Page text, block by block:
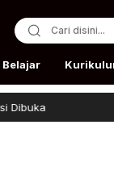
Belajar
Rivan